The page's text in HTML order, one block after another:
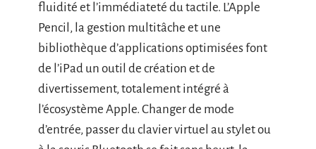
fluidité et l’immédiateté du tactile. L’Apple
Pencil, la gestion multitâche et une
bibliothèque d’applications optimisées font
de l’iPad un outil de création et de
divertissement, totalement intégré à
l’écosystème Apple. Changer de mode
d’entrée, passer du clavier virtuel au stylet ou